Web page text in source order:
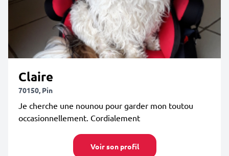
Claire
70150, Pin
Je cherche une nounou pour garder mon toutou
occasionnellement. Cordialement
Voir son profil